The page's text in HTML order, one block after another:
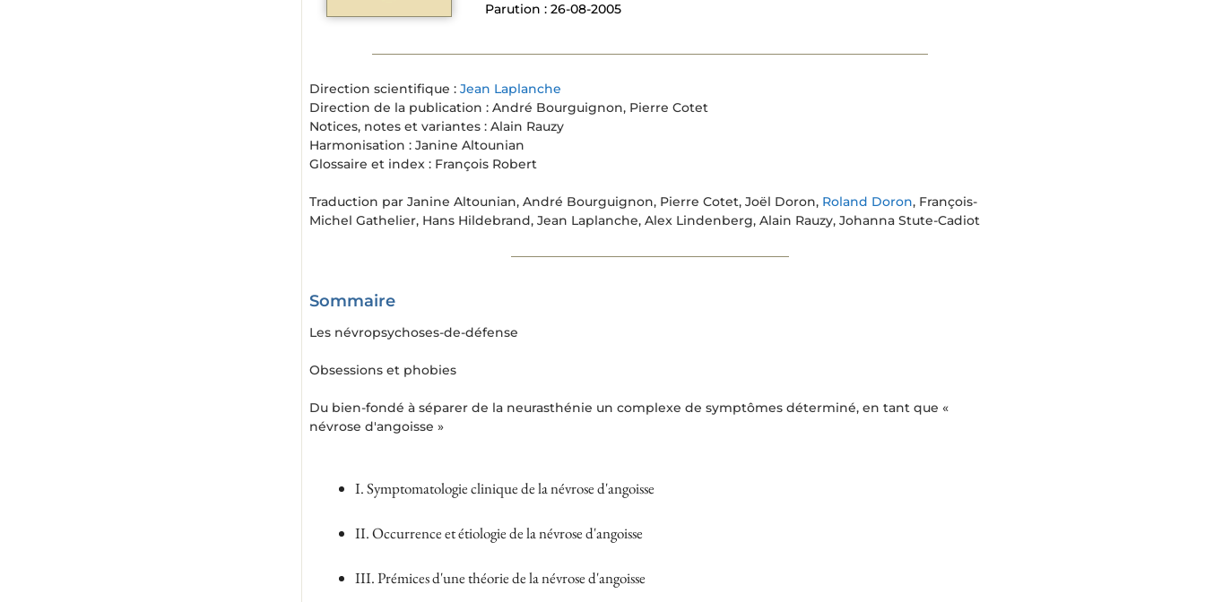
Parution : 26-08-2005
Direction scientifique : Jean Laplanche
Direction de la publication : André Bourguignon, Pierre Cotet
Notices, notes et variantes : Alain Rauzy
Harmonisation : Janine Altounian
Glossaire et index : François Robert
Traduction par Janine Altounian, André Bourguignon, Pierre Cotet, Joël Doron, Roland Doron, François-
Michel Gathelier, Hans Hildebrand, Jean Laplanche, Alex Lindenberg, Alain Rauzy, Johanna Stute-Cadiot
Sommaire
Les névropsychoses-de-défense
Obsessions et phobies
Du bien-fondé à séparer de la neurasthénie un complexe de symptômes déterminé, en tant que «
névrose d'angoisse »
I. Symptomatologie clinique de la névrose d'angoisse
II. Occurrence et étiologie de la névrose d'angoisse
III. Prémices d'une théorie de la névrose d'angoisse